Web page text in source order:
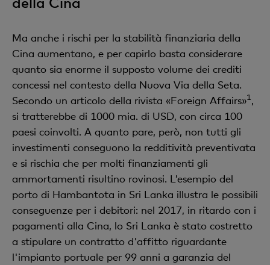
Ma anche i rischi per la stabilità finanziaria della
Cina aumentano, e per capirlo basta considerare
quanto sia enorme il supposto volume dei crediti
concessi nel contesto della Nuova Via della Seta.
Secondo un articolo della rivista «Foreign Affairs»1 ,
si tratterebbe di 1000 mia. di USD, con circa 100
paesi coinvolti. A quanto pare, però, non tutti gli
investimenti conseguono la redditività preventivata
e si rischia che per molti finanziamenti gli
ammortamenti risultino rovinosi. L’esempio del
porto di Hambantota in Sri Lanka illustra le possibili
conseguenze per i debitori: nel 2017, in ritardo con i
pagamenti alla Cina, lo Sri Lanka è stato costretto
a stipulare un contratto d'affitto riguardante
l'impianto portuale per 99 anni a garanzia del